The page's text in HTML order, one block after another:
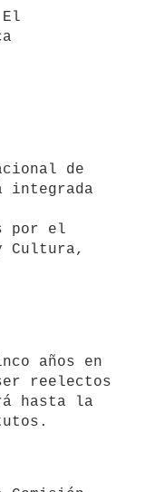
integrada
por el
Cultura,
reelectos
hasta la